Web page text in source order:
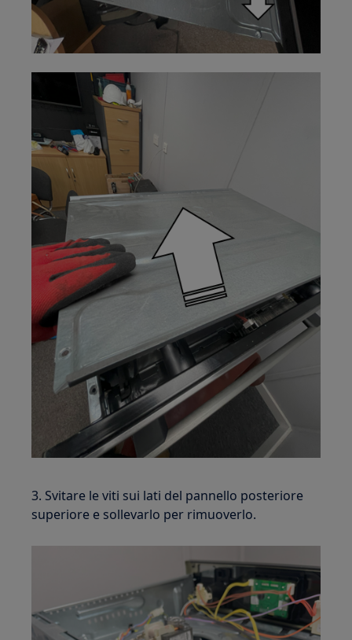
3. Svitare le viti sui lati del pannello posteriore
superiore e sollevarlo per rimuoverlo.